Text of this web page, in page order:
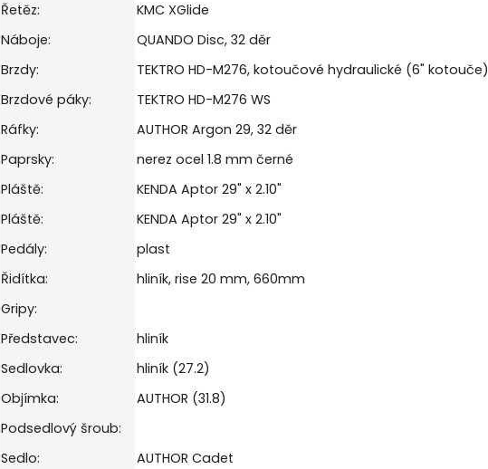
Řetěz:
KMC XGlide
Náboje:
QUANDO Disc, 32 děr
Brzdy:
TEKTRO HD-M276, kotoučové hydraulické (6" kotouče)
Brzdové páky:
TEKTRO HD-M276 WS
Ráfky:
AUTHOR Argon 29, 32 děr
Paprsky:
nerez ocel 1.8 mm černé
Pláště:
KENDA Aptor 29" x 2.10"
Pláště:
KENDA Aptor 29" x 2.10"
Pedály:
plast
Řidítka:
hliník, rise 20 mm, 660mm
Gripy:
Představec:
hliník
Sedlovka:
hliník (27.2)
Objímka:
AUTHOR (31.8)
Podsedlový šroub:
Sedlo:
AUTHOR Cadet